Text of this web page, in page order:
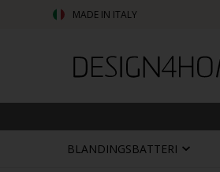
MADE IN ITALY
BLANDINGSBATTERI